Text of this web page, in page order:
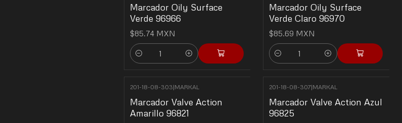
Marcador Oily Surface
Verde 96966
$85.74 MXN
Cantidad
Marcador Oily Surface
Verde Claro 96970
$85.69 MXN
Cantidad
201-18-08-303|MARKAL
Marcador Valve Action
Amarillo 96821
201-18-08-307|MARKAL
Marcador Valve Action Azul
96825